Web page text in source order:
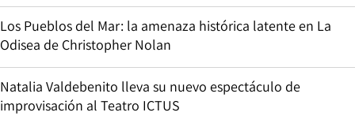
Los Pueblos del Mar: la amenaza histórica latente en La
Odisea de Christopher Nolan
Natalia Valdebenito lleva su nuevo espectáculo de
improvisación al Teatro ICTUS